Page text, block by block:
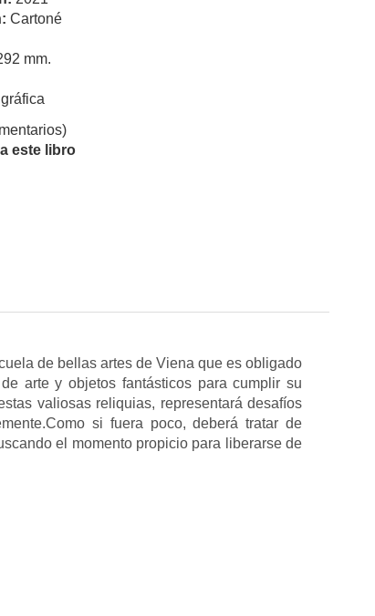
Cartoné
mm.
este libro
de bellas artes de Viena que es obligado
arte y objetos fantásticos para cumplir su
valiosas reliquias, representará desafíos
si fuera poco, deberá tratar de
el momento propicio para liberarse de